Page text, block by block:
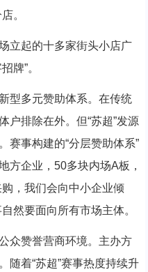
。
起的十多家街头小店广
牌”。
多元赞助体系。在传统
户排除在外。但“苏超”发源
赛事构建的“分层赞助体系”
方企业，50多块内场A板，
，我们会向中小企业倾
然要面向所有市场主体。
赞誉营商环境。主办方
随着“苏超”赛事热度持续升